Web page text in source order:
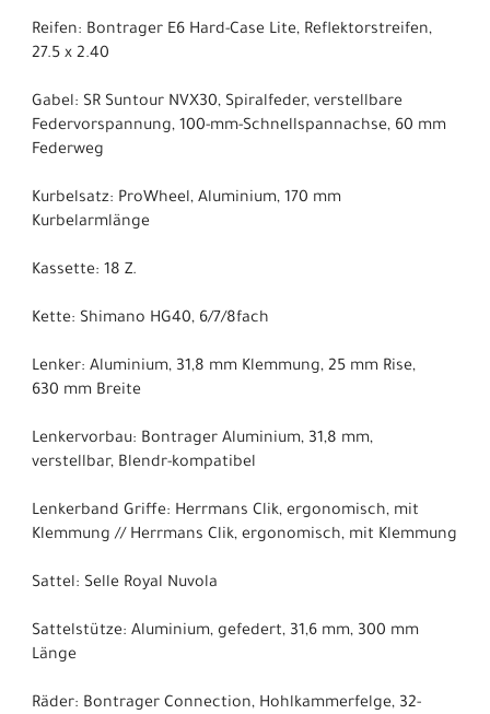
Reifen: Bontrager E6 Hard-Case Lite, Reflektorstreifen,
27.5 x 2.40
Gabel: SR Suntour NVX30, Spiralfeder, verstellbare
Federvorspannung, 100-mm-Schnellspannachse, 60 mm
Federweg
Kurbelsatz: ProWheel, Aluminium, 170 mm
Kurbelarmlänge
Kassette: 18 Z.
Kette: Shimano HG40, 6/7/8fach
Lenker: Aluminium, 31,8 mm Klemmung, 25 mm Rise,
630 mm Breite
Lenkervorbau: Bontrager Aluminium, 31,8 mm,
verstellbar, Blendr-kompatibel
Lenkerband Griffe: Herrmans Clik, ergonomisch, mit
Klemmung // Herrmans Clik, ergonomisch, mit Klemmung
Sattel: Selle Royal Nuvola
Sattelstütze: Aluminium, gefedert, 31,6 mm, 300 mm
Länge
Räder: Bontrager Connection, Hohlkammerfelge, 32-